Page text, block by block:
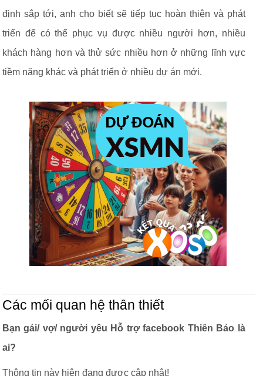
định sắp tới, anh cho biết sẽ tiếp tục hoàn thiện và phát
triển để có thể phục vụ được nhiều người hơn, nhiều
khách hàng hơn và thử sức nhiều hơn ở những lĩnh vực
tiềm năng khác và phát triển ở nhiều dự án mới.
Các mối quan hệ thân thiết
Bạn gái/ vợ/ người yêu Hỗ trợ facebook Thiên Bảo là
ai?
Thông tin này hiện đang được cập nhật!